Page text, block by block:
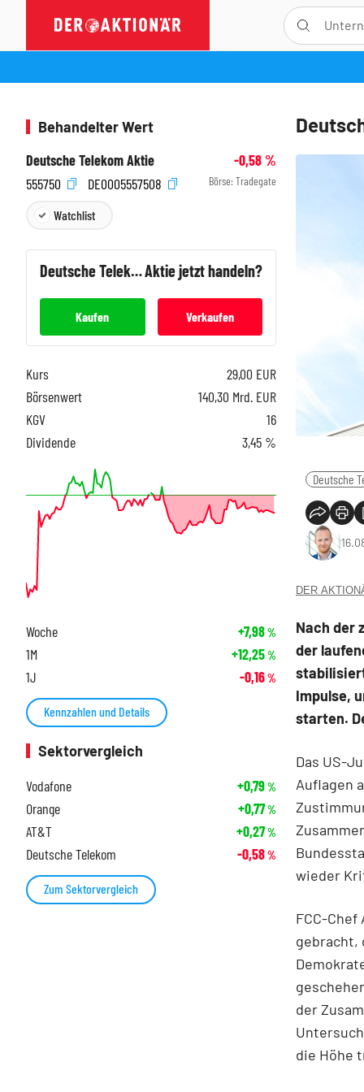
Deutsche
DER
Nach der
der
Impulse,
starten.
Das US-
Auflagen
wieder
FCC-
gebracht,
der
die Höhe
Behandelter Wert
Deutsche Telekom Aktie
-0,58%
555750
DE0005557508 Börse: Tradegate
Watchlist
Deutsche TelekomAktie jetzt handeln?
Kaufen Verkaufen
Kurs 29,00 EUR
Börsenwert
140,30 Mrd. EUR
KGV
16
Dividende
3,45 %
Woche +7,98%
1M +12,25%
1J -0,16%
Kennzahlen und Details
Sektorvergleich
Vodafone
+0,79%
Orange +0,77%
AT&T +0,27%
Deutsche Telekom -0,58%
Zum Sektorvergleich